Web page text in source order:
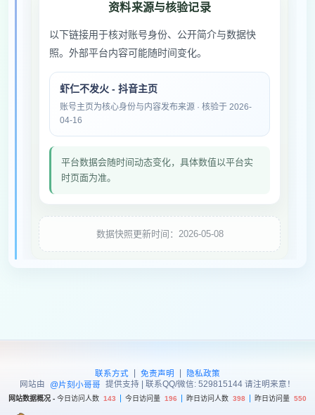
资料来源与核验记录
以下链接用于核对账号身份、公开简介与数据快
照。外部平台内容可能随时间变化。
虾仁不发火 - 抖音主页
账号主页为核心身份与内容发布来源 · 核验于 2026-
04-16
平台数据会随时间动态变化，具体数值以平台实
时页面为准。
数据快照更新时间：2026-05-08
联系方式 | 免责声明 |
隐私政策
网站由
@片刻小哥哥 提供支持 | 联系QQ/微信: 529815144 请注明来意！
网站数据概况 - 今日访问人数 143 今日访问量 196 昨日访问人数 398 昨日访问量 550